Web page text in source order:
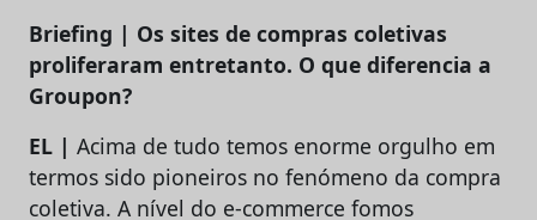
Briefing | Os sites de compras coletivas
proliferaram entretanto. O que diferencia a
Groupon?
EL | Acima de tudo temos enorme orgulho em
termos sido pioneiros no fenómeno da compra
coletiva. A nível do e-commerce fomos